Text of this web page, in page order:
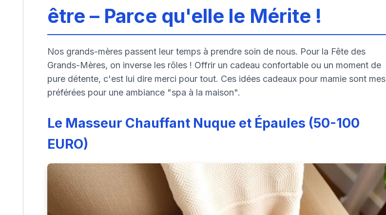
être – Parce qu'elle le Mérite !
Nos grands-mères passent leur temps à prendre soin de nous. Pour la Fête des
Grands-Mères, on inverse les rôles ! Offrir un cadeau confortable ou un moment de
pure détente, c'est lui dire merci pour tout. Ces idées cadeaux pour mamie sont mes
préférées pour une ambiance "spa à la maison".
Le Masseur Chauffant Nuque et Épaules (50-100
EURO)